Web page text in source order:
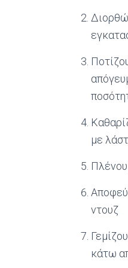
με
ντουζ
κάτω